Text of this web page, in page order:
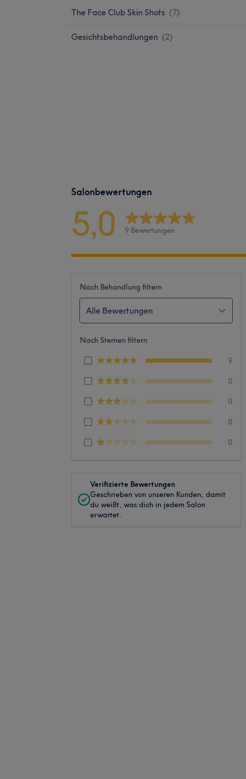
The Face Club Skin Shots (7)
Gesichtsbehandlungen (2)
Salonbewertungen
5,0 9 Bewertungen
Nach Behandlung filtern
Alle Bewertungen
Nach Sternen filtern
9
0
0
0
0
Verifizierte Bewertungen
Geschrieben von unseren Kunden, damit
du weißt, was dich in jedem Salon
erwartet.